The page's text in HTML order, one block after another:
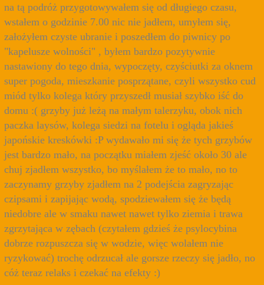
na tą podróż przygotowywałem się od długiego czasu,
wstałem o godzinie 7.00 nic nie jadłem, umyłem się,
założyłem czyste ubranie i poszedłem do piwnicy po
"kapelusze wolności" , byłem bardzo pozytywnie
nastawiony do tego dnia, wypoczęty, czyściutki za oknem
super pogoda, mieszkanie posprzątane, czyli wszystko cud
miód tylko kolega który przyszedł musiał szybko iść do
domu :( grzyby już leżą na małym talerzyku, obok nich
paczka laysów, kolega siedzi na fotelu i ogląda jakieś
japońskie kreskówki :P wydawało mi się że tych grzybów
jest bardzo mało, na początku miałem zjeść około 30 ale
chuj zjadłem wszystko, bo myślałem że to mało, no to
zaczynamy grzyby zjadłem na 2 podejścia zagryzając
czipsami i zapijając wodą, spodziewałem się że będą
niedobre ale w smaku nawet nawet tylko ziemia i trawa
zgrzytająca w zębach (czytałem gdzieś że psylocybina
dobrze rozpuszcza się w wodzie, więc wolałem nie
ryzykować) trochę odrzucał ale gorsze rzeczy się jadło, no
cóż teraz relaks i czekać na efekty :)